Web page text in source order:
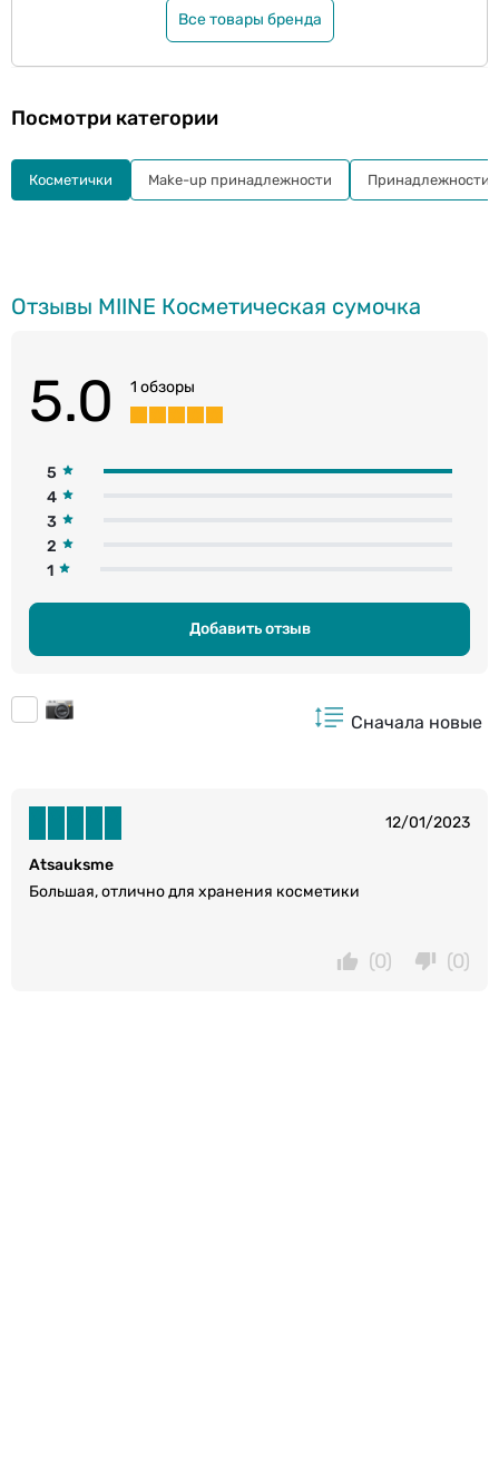
Все товары бренда
Отзывы MIINE Косметическая сумочка
5.0 1 обзоры
5
4
3
2
1
Добавить отзыв
Сначала новые
12/01/2023
Atsauksme
Большая, отлично для хранения косметики
(0)
(0)
Посмотри категории
Косметички Make-up принадлежности Принадлежности